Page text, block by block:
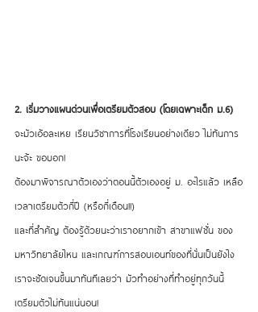
2. เริ่มวางแผนด่วนเพื่อเตรียมตัวสอบ (โดยเฉพาะเด็ก ม.6)
จะมัวเอ้อละเหย เรียนวิชาการที่โรงเรียนอย่างเดียว ไม่ทันการ
นะจ้ะ ขอบอก!
ต้องมาพิจารณาตัวเองว่าตอนนี้ตัวเองอยู่ ม. อะไรแล้ว เหลือ
เวลาเตรียมตัวกี่ปี (หรือกี่เดือน!!)
และที่สำคัญ ต้องรู้ด้วยนะว่าเราอยากเข้า สาขาแฟชั่น ของ
มหาวิทยาลัยไหน และเกณฑ์การสอบเอนท์ของที่นั่นเป็นยังไง
เราจะชัดเจนขึ้นมาทันทีเลยว่า มัวทำอย่างที่ทำอยู่ทุกวันนี้
เตรียมตัวไม่ทันแน่นอน!